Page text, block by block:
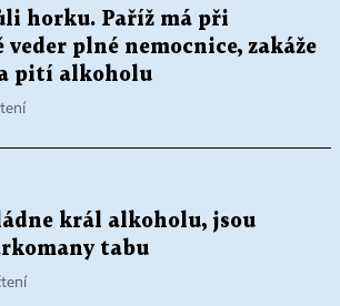
horku. Paříž má při
veder plné nemocnice, zakáže
pití alkoholu
král alkoholu, jsou
tabu